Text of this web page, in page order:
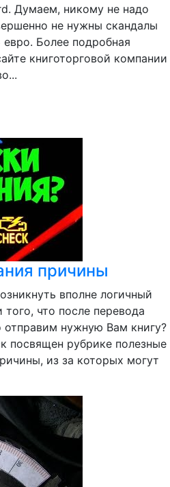
Думаем, никому не надо
не нужны скандалы
Более подробная
книготорговой компании
причины
вполне логичный
того, что после перевода
отправим нужную Вам книгу?
посвящен рубрике полезные
из за которых могут